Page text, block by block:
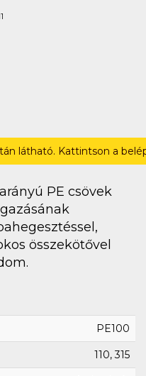
látható. Kattintson a
PE csövek
összekötővel
PE100
110, 315